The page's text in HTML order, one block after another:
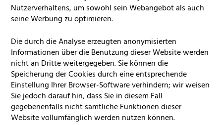
Nutzerverhaltens, um sowohl sein Webangebot als auch
seine Werbung zu optimieren.
Die durch die Analyse erzeugten anonymisierten
Informationen über die Benutzung dieser Website werden
nicht an Dritte weitergegeben. Sie können die
Speicherung der Cookies durch eine entsprechende
Einstellung Ihrer Browser-Software verhindern; wir weisen
Sie jedoch darauf hin, dass Sie in diesem Fall
gegebenenfalls nicht sämtliche Funktionen dieser
Website vollumfänglich werden nutzen können.